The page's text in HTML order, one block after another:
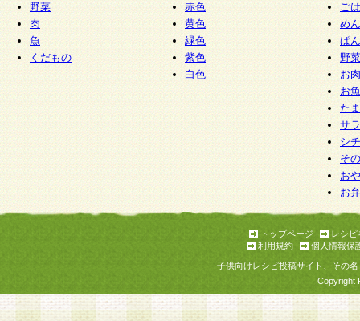
5.当社がお聞きする個人情報は、すべて会員登録
で提 供いただいたものと考えております。従っ
自らの個人情報の提供を希望されない場合には、
をお預かりいたしません が、提供されないこと
商品やサービス等をご利用いただけない場合があ
了承ください。
6.当社は、お客様から当社が保有している個人情
加・ 利用停止等を求められた場合には、ご本人
て確認できた場合に限り、法令に準拠して合理的
いただきます。なお、開示 請求等の請求先は個
ります。
1.会員とは、本規約等を承諾のうえ、当社所定の
了し、当社が承認した者、グループとします。な
が以下に該当する場合は会員登録をすることがで
野菜
肉
魚
くだもの
赤色
黄色
緑色
紫色
白色
ご
めん
ぱん
野
お
お
た
サ
シ
そ
お
お
トップページ
レシピ
利用規約
個人情報保
子供向けレシピ投稿サイト、その
Copyright